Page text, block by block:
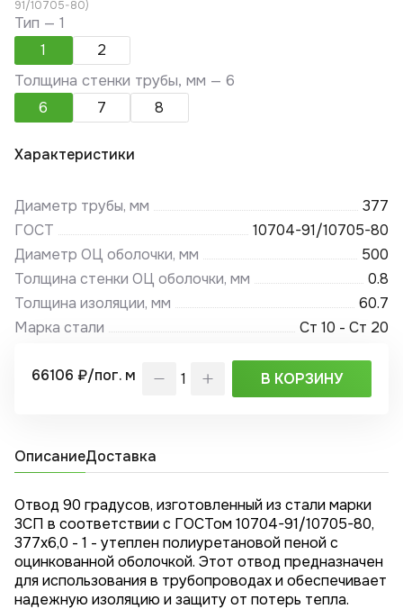
Тип —1
1
2
Толщина стенки трубы, мм —6
6
7 8
Характеристики
Диаметр трубы, мм
377
ГОСТ
10704-91/10705-80
Диаметр ОЦ оболочки, мм
500
Толщина стенки ОЦ оболочки, мм
0.8
Толщина изоляции, мм
60.7
Марка стали
Ст 10 - Ст 20
66106 ₽/пог. м В КОРЗИНУ
ОписаниеДоставка
Отвод 90 градусов, изготовленный из стали марки
3СП в соответствии с ГОСТом 10704-91/10705-80,
377x6,0 - 1 - утеплен полиуретановой пеной с
оцинкованной оболочкой. Этот отвод предназначен
для использования в трубопроводах и обеспечивает
надежную изоляцию и защиту от потерь тепла.